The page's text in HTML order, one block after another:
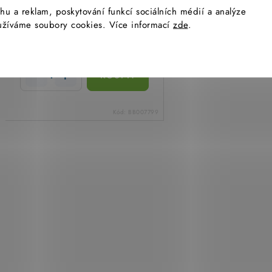
a reklam, poskytování funkcí sociálních médií a analýze
soubory cookies. Více informací zde.
Skladem(1 ks)
7 175,80
Kč
Kód: BB007799